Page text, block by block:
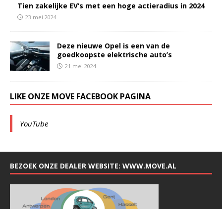
Tien zakelijke EV’s met een hoge actieradius in 2024
23 mei 2024
Deze nieuwe Opel is een van de
goedkoopste elektrische auto’s
21 mei 2024
LIKE ONZE MOVE FACEBOOK PAGINA
YouTube
BEZOEK ONZE DEALER WEBSITE: WWW.MOVE.AL